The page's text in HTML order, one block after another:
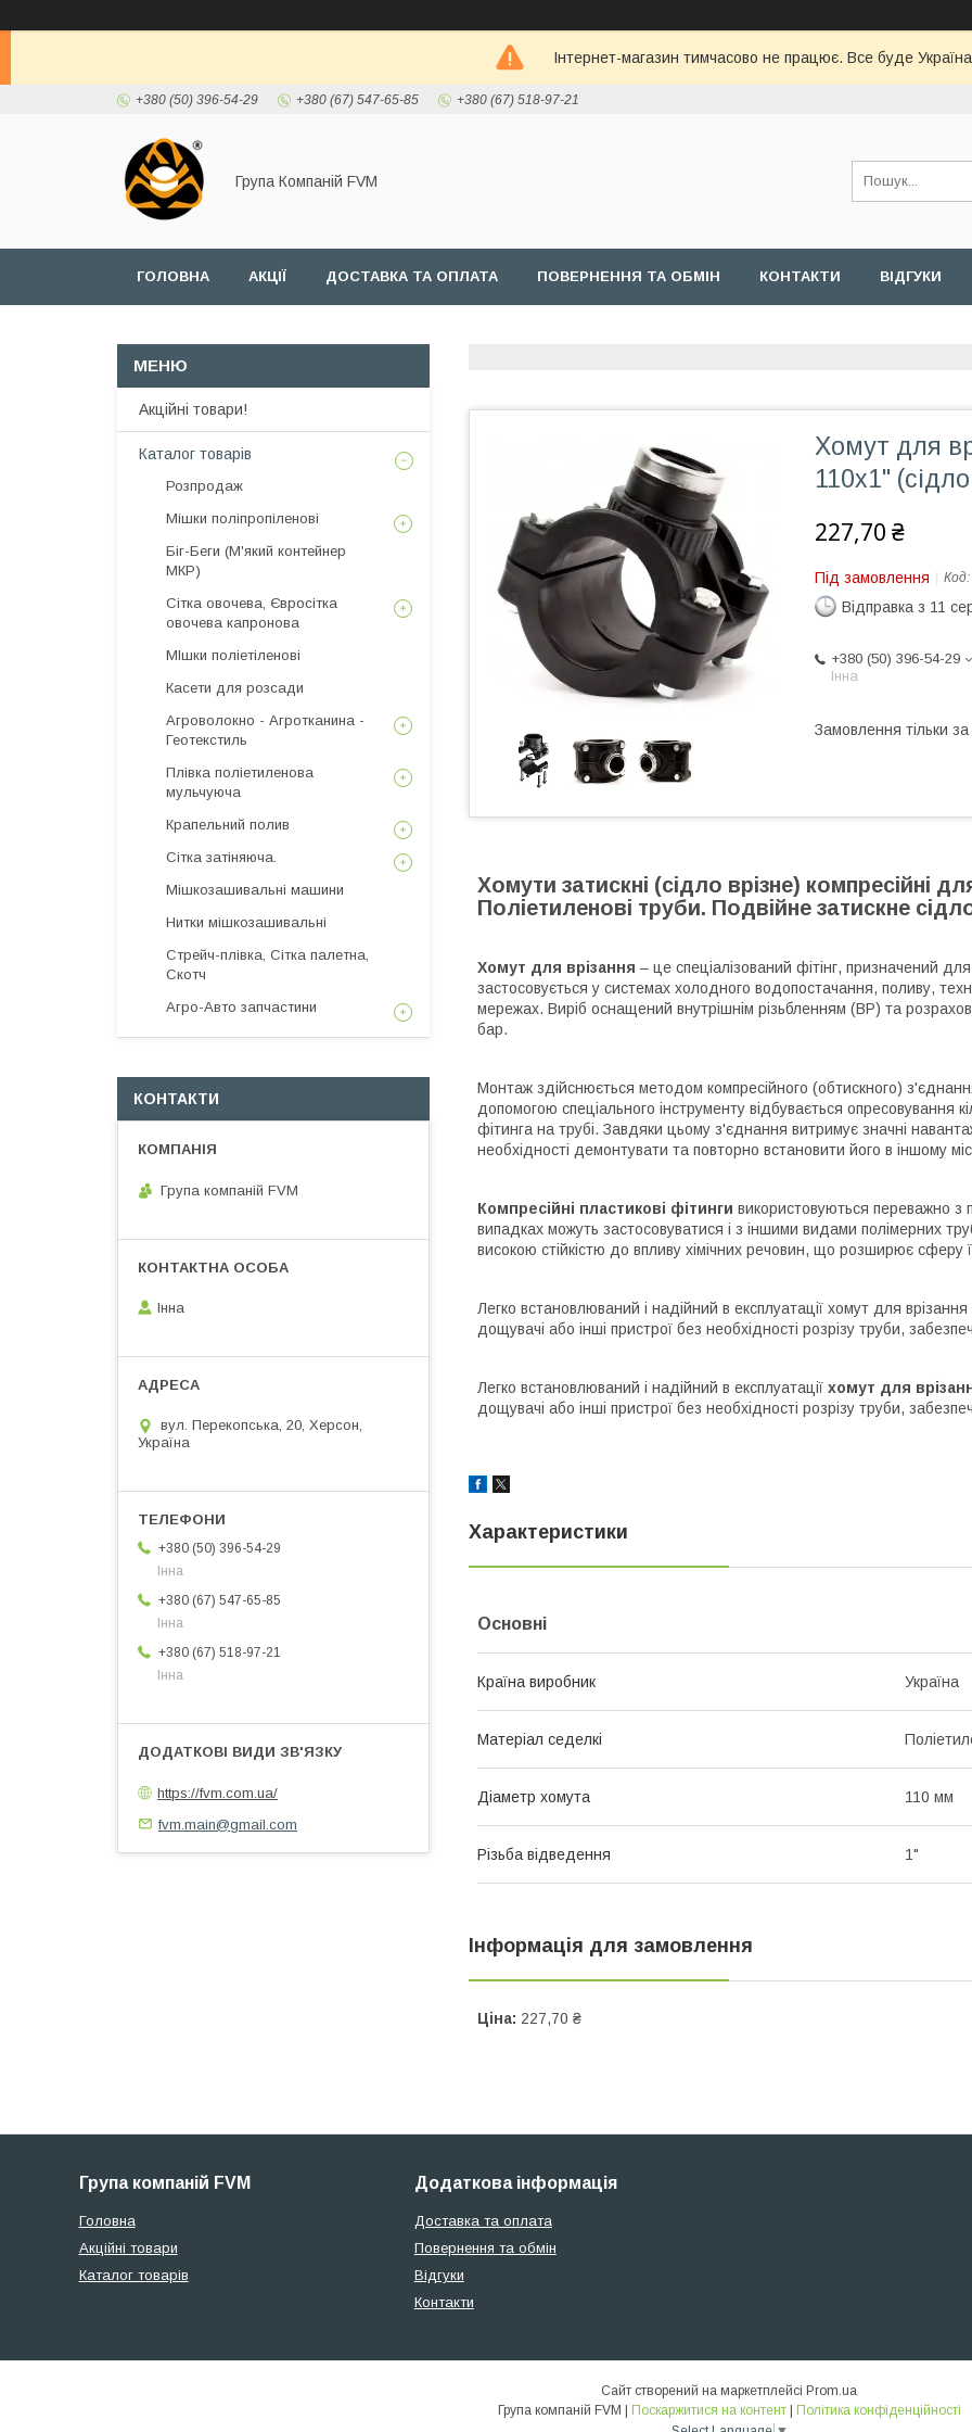
Інтернет-магазин тимчасово не працює. Все буде
+380 (50) 396-54-29 +380 (67) 547-65-85 +380 (67) 518-97-21
Група Компаній FVM
ГОЛОВНА АКЦІЇ ДОСТАВКА ТА ОПЛАТА ПОВЕРНЕННЯ ТА ОБМІН КОНТАКТИ ВІДГУКИ
Хомут для
110х1"
227,70 ₴
Під замовлення Код:
Відправка з 11
+380 (50) 396-54-29
Інна
Замовлення тільки
Хомути затискні (сідло врізне) компресійні
Поліетиленові труби. Подвійне затискне
Хомут для врізання – це спеціалізований фітінг, призначений
застосовується у системах холодного водопостачання, поливу,
мережах. Виріб оснащений внутрішнім різьбленням (ВР) та
бар.
Монтаж здійснюється методом компресійного (обтискного)
допомогою спеціального інструменту відбувається опресовування
фітинга на трубі. Завдяки цьому з'єднання витримує значні
необхідності демонтувати та повторно встановити його в іншому
Компресійні пластикові фітинги використовуються переважно з
випадках можуть застосовуватися і з іншими видами полімерних
високою стійкістю до впливу хімічних речовин, що розширює сферу
Легко встановлюваний і надійний в експлуатації хомут для
дощувачі або інші пристрої без необхідності розрізу труби,
Легко встановлюваний і надійний в експлуатації хомут для
дощувачі або інші пристрої без необхідності розрізу труби,
Характеристики
Основні
Країна виробник Україна
Матеріал седелкі
Діаметр хомута 110 мм
Різьба відведення 1"
Інформація для замовлення
Ціна: 227,70 ₴
Акційні товари!
Каталог товарів
Розпродаж
Мішки поліпропіленові
Біг-Беги (М'який контейнер
МКР)
Сітка овочева, Євросітка
овочева капронова
МІшки поліетіленові
Касети для розсади
Агроволокно - Агротканина -
Геотекстиль
Плівка поліетиленова
мульчуюча
Крапельний полив
Сітка затіняюча.
Мішкозашивальні машини
Нитки мішкозашивальні
Стрейч-плівка, Сітка палетна,
Скотч
Агро-Авто запчастини
КОНТАКТИ
Група компаній FVM
Інна
вул. Перекопська, 20, Херсон,
Україна
+380 (50) 396-54-29
Інна
+380 (67) 547-65-85
Інна
+380 (67) 518-97-21
Інна
https://fvm.com.ua/
fvm.main@gmail.com
Група компаній FVM
Головна
Акційні товари
Каталог товарів
Додаткова інформація
Доставка та оплата
Повернення та обмін
Відгуки
Контакти
Сайт створений на маркетплейсі Prom.ua
Група компаній FVM | Поскаржитися на контент | Політика конфіденційності